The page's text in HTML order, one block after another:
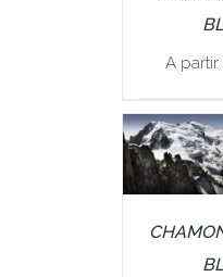
A partir